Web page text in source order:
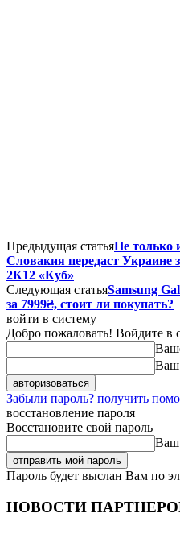
Предыдущая статьяНе только
Словакия передаст Украине
2К12 «Куб»
Следующая статьяSamsung
за 7999₴, стоит ли покупать?
войти в систему
Добро пожаловать! Войдите в
Ваш
Забыли пароль? получить
восстановление пароля
Восстановите свой пароль
Ваш
Пароль будет выслан Вам по
НОВОСТИ